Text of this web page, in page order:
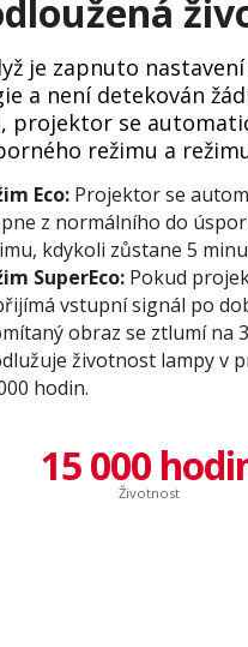
je zapnuto
a není detekován
projektor se
režimu a
Eco: Projektor se
z normálního do
kdykoli zůstane 5
SuperEco: Pokud
vstupní signál po
obraz se ztlumí na
životnost lampy v
hodin.
15 000
Životnost